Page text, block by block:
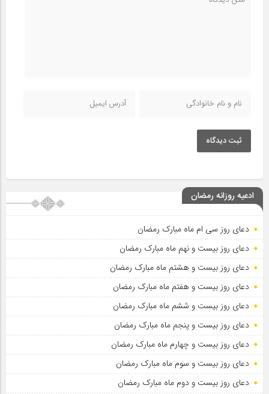
ثبت دیدگاه
ادعیه روزانه رمضان
دعای روز سی ام ماه مبارک رمضان
دعای روز بیست و نهم ماه مبارک رمضان
دعای روز بیست و هشتم ماه مبارک رمضان
دعای روز بیست و هفتم ماه مبارک رمضان
دعای روز بیست و ششم ماه مبارک رمضان
دعای روز بیست و پنجم ماه مبارک رمضان
دعای روز بیست و چهارم ماه مبارک رمضان
دعای روز بیست و سوم ماه مبارک رمضان
دعای روز بیست و دوم ماه مبارک رمضان